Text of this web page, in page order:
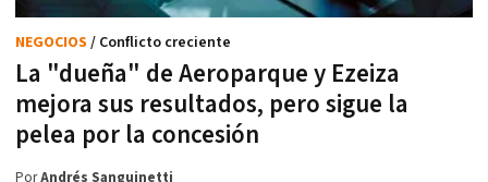
La "dueña" de Aeroparque y Ezeiza
mejora sus resultados, pero sigue la
pelea por la concesión
NEGOCIOS / Conflicto creciente
PorAndrés Sanguinetti